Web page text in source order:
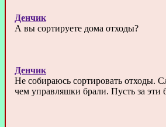
Денчик
А вы сортируете дома отходы?
Денчик
Не собираюсь сортировать отходы.
чем управляшки брали. Пусть за эти